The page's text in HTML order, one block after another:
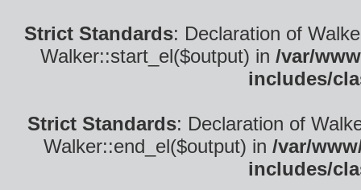
Strict Standards: Declaration of
Walker::start_el($output) in /var/
includes/
Strict Standards: Declaration of
Walker::end_el($output) in /var/
includes/